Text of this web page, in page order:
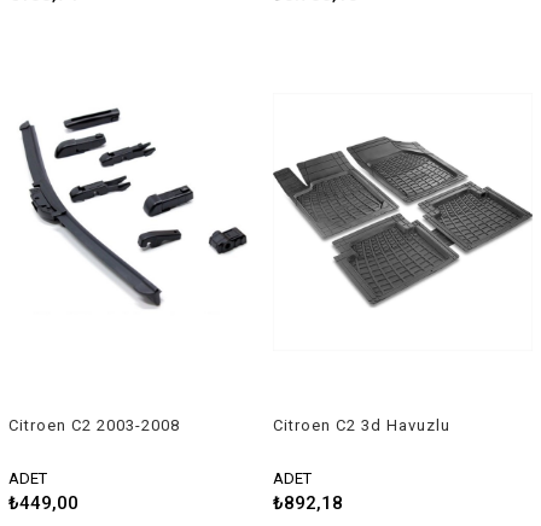
Citroen C2 2003-2008
ADET
₺449,00
Citroen C2 3d Havuzlu
ADET
₺892,18